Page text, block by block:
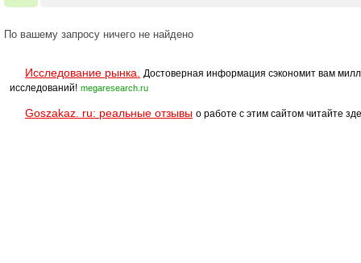
По вашему запросу ничего не найдено
Исследование рынка.
Достоверная информация сэкономит вам
исследований! megaresearch.ru
Goszakaz. ru: реальные отзывы о работе с этим сайтом читайте